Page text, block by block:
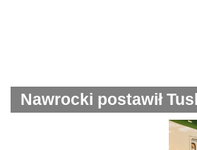
Nawrocki postawił